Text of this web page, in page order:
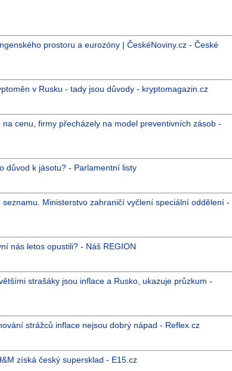
prostoru a eurozóny | ČeskéNoviny.cz - České
v Rusku - tady jsou důvody - kryptomagazin.cz
cenu, firmy přecházely na model preventivních zásob -
důvod k jásotu? - Parlamentní listy
Ministerstvo zahraničí vyčlení speciální oddělení -
nás letos opustili? - Náš REGION
strašáky jsou inflace a Rusko, ukazuje průzkum -
strážců inflace nejsou dobrý nápad - Reflex.cz
získá český supersklad - E15.cz